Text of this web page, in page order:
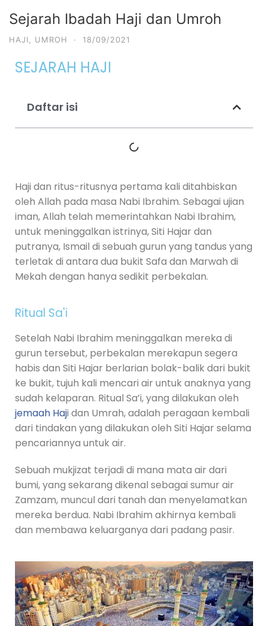
Sejarah Ibadah Haji dan Umroh
HAJI UMROH · 18/09/2021
SEJARAH HAJI
Daftar isi
Haji dan ritus-ritusnya pertama kali ditahbiskan
oleh Allah pada masa Nabi Ibrahim. Sebagai ujian
iman, Allah telah memerintahkan Nabi Ibrahim,
untuk meninggalkan istrinya, Siti Hajar dan
putranya, Ismail di sebuah gurun yang tandus yang
terletak di antara dua bukit Safa dan Marwah di
Mekah dengan hanya sedikit perbekalan.
Ritual Sa'i
Setelah Nabi Ibrahim meninggalkan mereka di
gurun tersebut, perbekalan merekapun segera
habis dan Siti Hajar berlarian bolak-balik dari bukit
ke bukit, tujuh kali mencari air untuk anaknya yang
sudah kelaparan. Ritual Sa’i, yang dilakukan oleh
jemaah Haji dan Umrah, adalah peragaan kembali
dari tindakan yang dilakukan oleh Siti Hajar selama
pencariannya untuk air.
Sebuah mukjizat terjadi di mana mata air dari
bumi, yang sekarang dikenal sebagai sumur air
Zamzam, muncul dari tanah dan menyelamatkan
mereka berdua. Nabi Ibrahim akhirnya kembali
dan membawa keluarganya dari padang pasir.